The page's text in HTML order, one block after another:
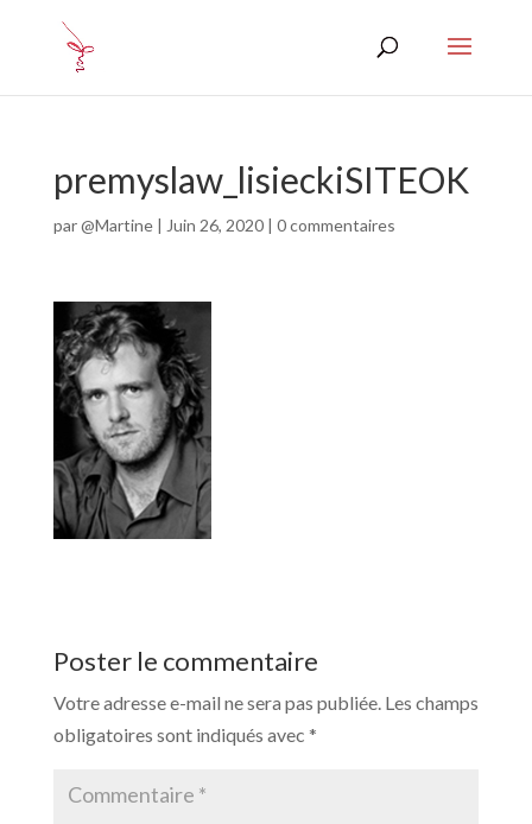
premyslaw_lisieckiSITEOK
par@Martine| Juin 26, 2020| 0 commentaires
Poster le commentaire
Votre adresse e-mail ne sera pas publiée. Les champs
obligatoires sont indiqués avec *